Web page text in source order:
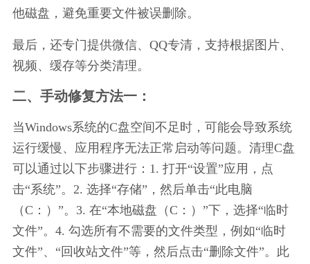
他磁盘，避免重要文件被误删除。
最后，还专门提供微信、QQ专清，支持根据图片、
视频、缓存等分类清理。
二、手动修复方法一：
当Windows系统的C盘空间不足时，可能会导致系统
运行缓慢、应用程序无法正常启动等问题。清理C盘
可以通过以下步骤进行：1. 打开“设置”应用，点
击“系统”。2. 选择“存储”，然后单击“此电脑
（C：）”。3. 在“本地磁盘（C：）”下，选择“临时
文件”。4. 勾选所有不需要的文件类型，例如“临时
文件”、“回收站文件”等，然后点击“删除文件”。此